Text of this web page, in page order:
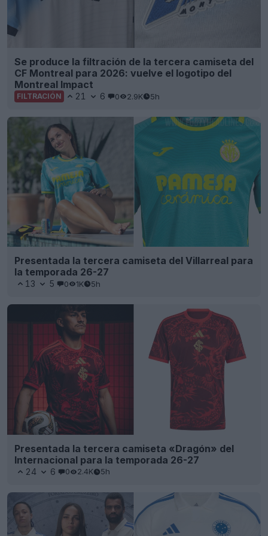
Se produce la filtración de la tercera camiseta del
CF Montreal para 2026: vuelve el logotipo del
Montreal Impact
FILTRACIÓN 21 6 0 2.9K 5h
Presentada la tercera camiseta del Villarreal para
la temporada 26-27
13 5 0 1K 5h
Presentada la tercera camiseta «Dragón» del
Internacional para la temporada 26-27
24 6 0 2.4K 5h